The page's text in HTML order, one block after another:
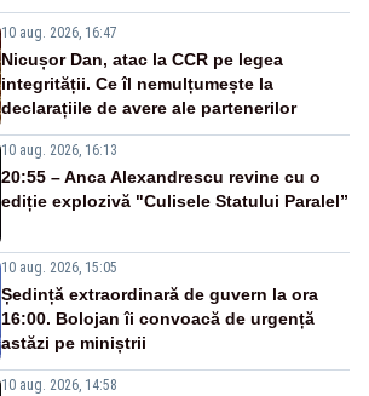
10 aug. 2026, 16:47
Nicușor Dan, atac la CCR pe legea
integrității. Ce îl nemulțumește la
declarațiile de avere ale partenerilor
10 aug. 2026, 16:13
20:55 – Anca Alexandrescu revine cu o
ediție explozivă "Culisele Statului Paralel”
10 aug. 2026, 15:05
Ședință extraordinară de guvern la ora
16:00. Bolojan îi convoacă de urgență
astăzi pe miniștrii
10 aug. 2026, 14:58